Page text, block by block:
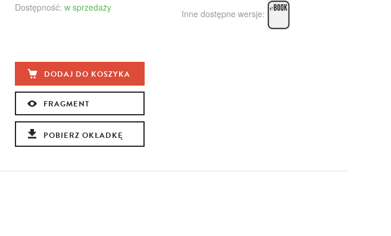
Dostępność: w sprzedaży
Inne dostępne wersje:
DODAJ DO KOSZYKA
FRAGMENT
POBIERZ OKŁADKĘ